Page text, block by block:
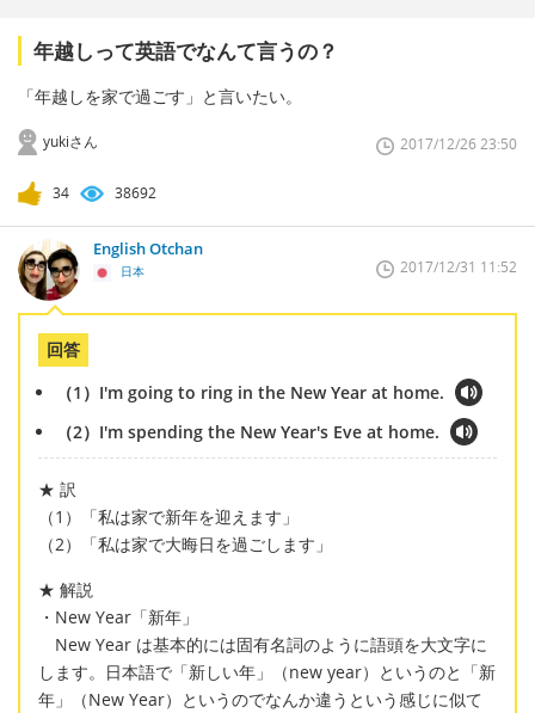
年越しって英語でなんて言うの？
「年越しを家で過ごす」と言いたい。
yukiさん 2017/12/26 23:50
34 38692
English Otchan
日本 2017/12/31 11:52
回答
（1）I'm going to ring in the New Year at home.
（2）I'm spending the New Year's Eve at home.
★ 訳
（1）「私は家で新年を迎えます」
（2）「私は家で大晦日を過ごします」
★ 解説
・New Year「新年」
New Year は基本的には固有名詞のように語頭を大文字に
します。日本語で「新しい年」（new year）というのと「新
年」（New Year）というのでなんか違うという感じに似て